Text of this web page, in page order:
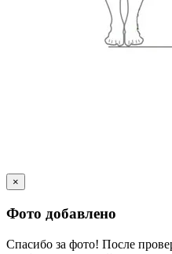
×
Фото добавлено
Спасибо за фото! После